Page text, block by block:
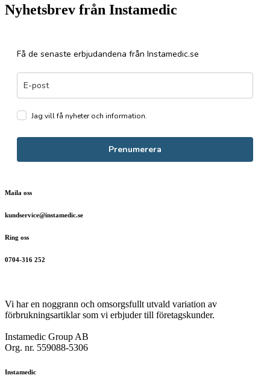
Nyhetsbrev från Instamedic
Få de senaste erbjudandena från Instamedic.se
Jag vill få nyheter och information.
Prenumerera
Maila oss
kundservice@instamedic.se
Ring oss
0704-316 252
Vi har en noggrann och omsorgsfullt utvald variation av
förbrukningsartiklar som vi erbjuder till företagskunder.
Instamedic Group AB
Org. nr. 559088-5306
Instamedic